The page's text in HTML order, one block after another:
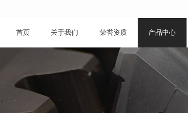
首页 关于我们 荣誉资质 产品中心